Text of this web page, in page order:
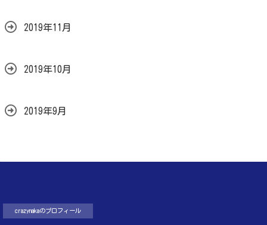
2019年11月
2019年10月
2019年9月
crazynakaのプロフィール